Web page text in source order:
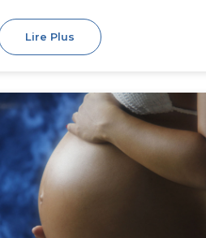
Lire Plus